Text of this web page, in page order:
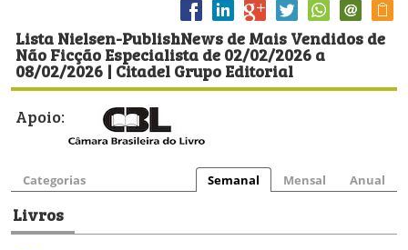
Lista Nielsen-PublishNews de Mais Vendidos de
Não Ficção Especialista de 02/02/2026 a
08/02/2026 | Citadel Grupo Editorial
Apoio:
Categorias Semanal Mensal Anual
Livros